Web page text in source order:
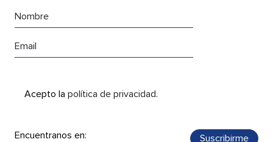
Acepto la política de privacidad.
Encuentranos en: